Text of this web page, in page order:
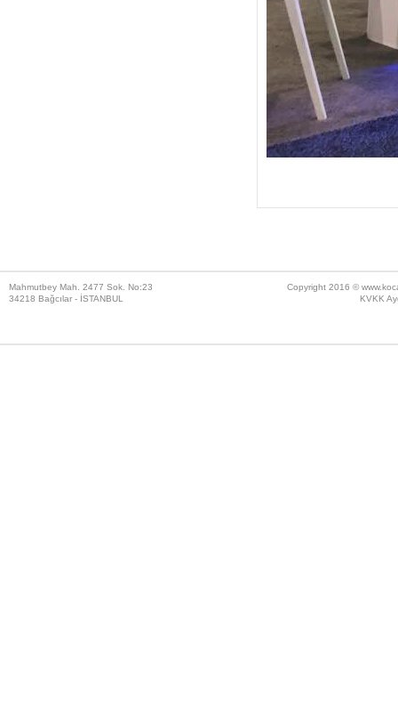
Mahmutbey Mah. 2477 Sok. No:23
34218 Bağcılar - İSTANBUL
Copyright 2016 ©
KVKK